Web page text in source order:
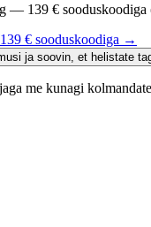
— 139 € sooduskoodiga
€ sooduskoodiga →
ja soovin, et helistate
me kunagi